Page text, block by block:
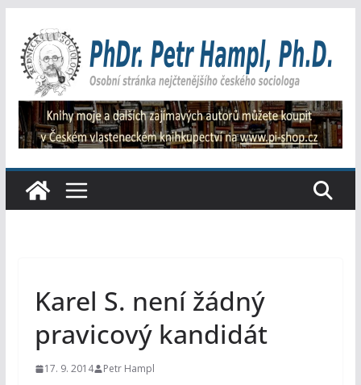
obsah
Karel S. není žádný
pravicový kandidát
17. 9. 2014 Petr Hampl